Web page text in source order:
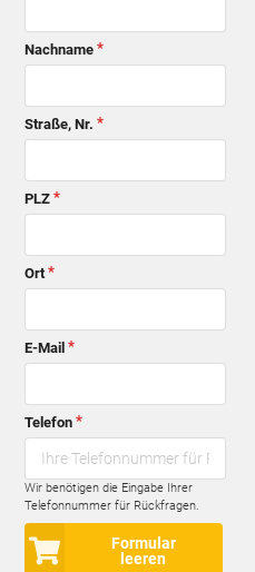
Nachname
Straße, Nr.
PLZ
Ort
E-Mail
Telefon
Wir benötigen die Eingabe Ihrer
Telefonnummer für Rückfragen.
Formular
leeren